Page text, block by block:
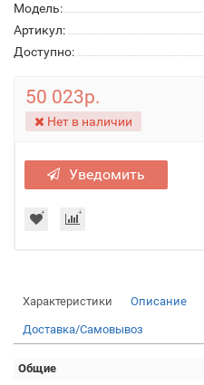
Модель:
Артикул:
Доступно:
50 023р.
Нет в наличии
Уведомить
Характеристики Описание
Доставка/Самовывоз
Общие